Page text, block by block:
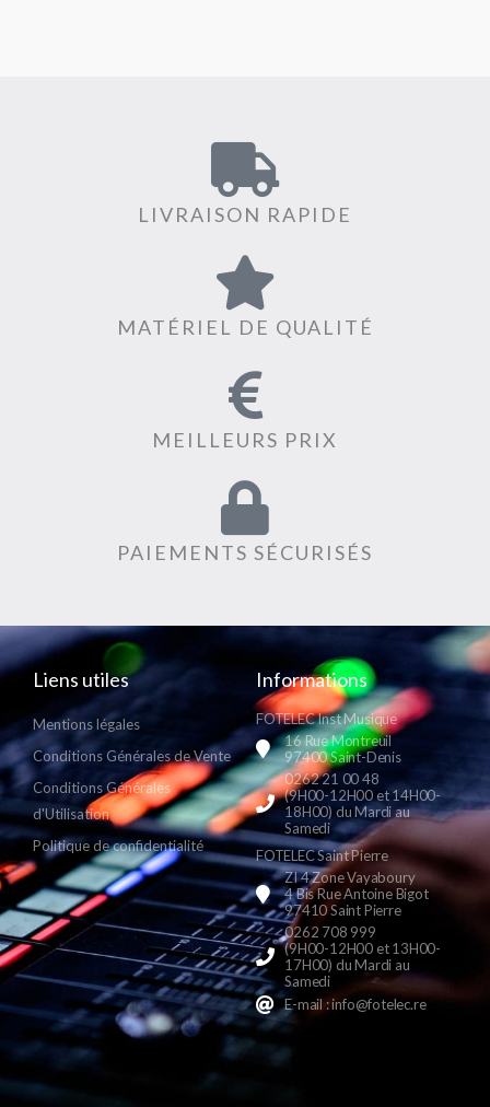
LIVRAISON RAPIDE
MATÉRIEL DE QUALITÉ
MEILLEURS PRIX
PAIEMENTS SÉCURISÉS
Liens utiles
Mentions légales
Conditions Générales de Vente
Conditions Générales
d'Utilisation
Politique de confidentialité
Informations
FOTELEC Inst Musique
16 Rue Montreuil
97400 Saint-Denis
0262 21 00 48
(9H00-12H00 et 14H00-
18H00) du Mardi au
Samedi
FOTELEC Saint Pierre
ZI 4 Zone Vayaboury
4 Bis Rue Antoine Bigot
97410 Saint Pierre
0262 708 999
(9H00-12H00 et 13H00-
17H00) du Mardi au
Samedi
E-mail : info@fotelec.re